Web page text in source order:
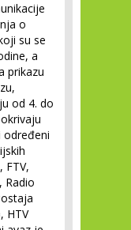
o
su se
a
prikazu
od 4. do
određeni
FTV,
Radio
HTV